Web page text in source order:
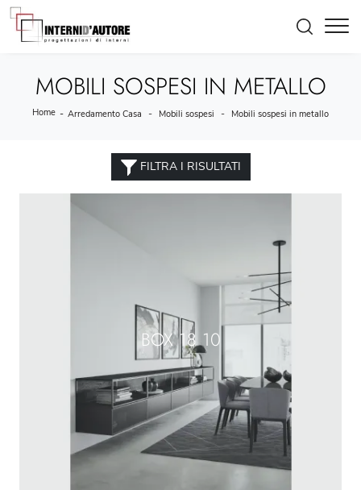
MOBILI SOSPESI IN METALLO
Home - Arredamento Casa - Mobili sospesi - Mobili sospesi in metallo
FILTRA I RISULTATI
BOX 18 10